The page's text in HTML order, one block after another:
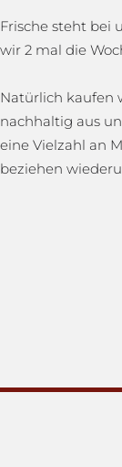
Frische steht bei
wir 2 mal die
Natürlich kaufen
nachhaltig aus
eine Vielzahl an
beziehen